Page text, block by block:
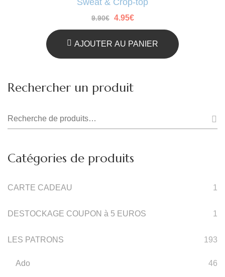
Sweat & Crop-top
9.90€ Le
était :
9.90€.
4.95€Le
est :
4.95€.
AJOUTER AU PANIER
Rechercher un produit
Recherche
Catégories de produits
CARTE CADEAU 1
DESTOCKAGE COUPON à 5 EUROS 1
LES PATRONS 193
Ado 46